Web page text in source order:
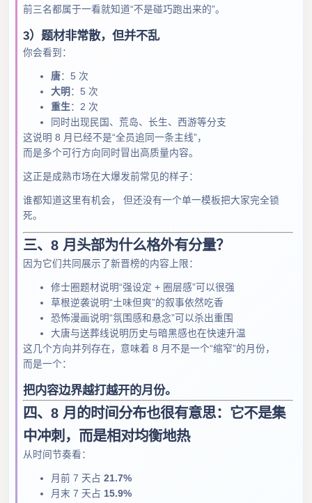
前三名都属于一看就知道“不是碰巧跑出来的”。
3）题材非常散，但并不乱
你会看到：
唐：5 次
大明 ：5 次
重生：2 次
同时出现民国、荒岛、长生、西游等分支
这说明 8 月已经不是“全员追同一条主线”，
而是多个可行方向同时冒出高质量内容。
这正是成熟市场在大爆发前常见的样子：
谁都知道这里有机会， 但还没有一个单一模板把大家完全锁
死。
三、8 月头部为什么格外有分量？
因为它们共同展示了新晋榜的内容上限：
修士圈题材说明“强设定 + 圈层感”可以很强
草根逆袭说明“土味但爽”的叙事依然吃香
恐怖漫画说明“氛围感和悬念”可以杀出重围
大唐与送葬线说明历史与暗黑感也在快速升温
这几个方向并列存在，意味着 8 月不是一个“缩窄”的月份，
而是一个：
把内容边界越打越开的月份。
四、8 月的时间分布也很有意思：它不是集
中冲刺，而是相对均衡地热
从时间节奏看：
月前 7 天占 21.7%
月末 7 天占 15.9%